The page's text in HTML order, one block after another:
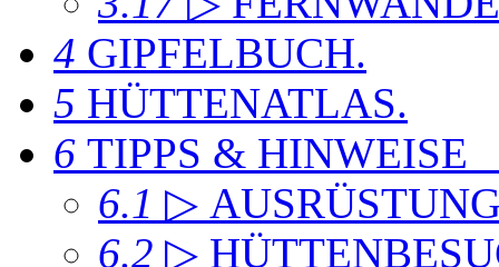
4 GIPFELBUCH.
5 HÜTTENATLAS.
6 TIPPS &
6.1 ▷
6.2 ▷